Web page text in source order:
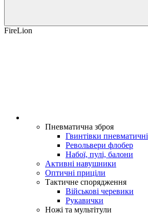
FireLion
Пневматична зброя
Гвинтівки пневматичні
Револьвери флобер
Набої, пулі, балони
Активні навушники
Оптичні приціли
Тактичне спорядження
Військові черевики
Рукавички
Ножі та мультітули